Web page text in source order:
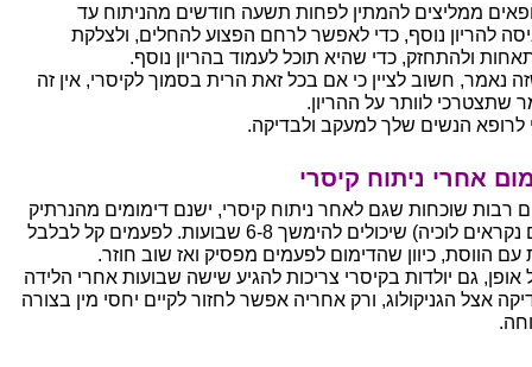
ממליצים להמתין לפחות תשעה חודשים מהניתוח עד
להריון נוסף, כדי לאפשר לרחם הפצוע להחלים, ולצלקת
ולהתחזק, כדי שהיא תוכל לעמוד בהריון נוסף.
נאמר, חשוב לציין כי אם בכל זאת הרית בסמוך לקיסרי, אין זה
שתצטרכי לוותר על ההריון.
לרופא הנשים שלך למעקב ולבדיקה.
אחרי ניתוח קיסרי
רבות שוכחות שגם לאחר ניתוח קיסרי, ישנם דימומים מהנרתיק
(הם נקראים לוכיה) שיכולים להימשך 6-8 שבועות. לפעמים קל לבלבל
עם הווסת, כיוון שהדימום לפעמים מפסיק ואז שוב חוזר.
אופן, גם יולדות בקיסרי צריכות להגיע שישה שבועות אחרי הלידה
אצל הגניקולוג, ורק אחריה אפשר לחזור לקיים יחסי מין בצורה